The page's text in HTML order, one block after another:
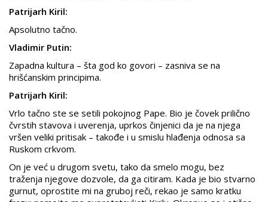
Patrijarh Kiril:
Apsolutno tačno.
Vladimir Putin:
Zapadna kultura – šta god ko govori – zasniva se na
hrišćanskim principima.
Patrijarh Kiril:
Vrlo tačno ste se setili pokojnog Pape. Bio je čovek prilično
čvrstih stavova i uverenja, uprkos činjenici da je na njega
vršen veliki pritisak – takođe i u smislu hlađenja odnosa sa
Ruskom crkvom.
On je već u drugom svetu, tako da smelo mogu, bez
traženja njegove dozvole, da ga citiram. Kada je bio stvarno
gurnut, oprostite mi na gruboj reči, rekao je samo kratku